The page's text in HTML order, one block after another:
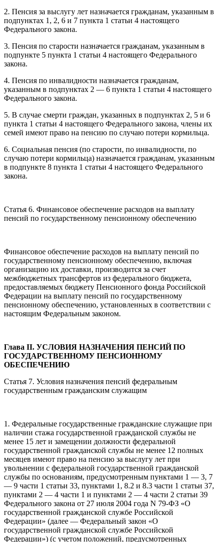
2. Пенсия за выслугу лет назначается гражданам, указанным в
подпунктах 1, 2, 6 и 7 пункта 1 статьи 4 настоящего
Федерального закона.
3. Пенсия по старости назначается гражданам, указанным в
подпункте 5 пункта 1 статьи 4 настоящего Федерального
закона.
4. Пенсия по инвалидности назначается гражданам,
указанным в подпунктах 2 — 6 пункта 1 статьи 4 настоящего
Федерального закона.
5. В случае смерти граждан, указанных в подпунктах 2, 5 и 6
пункта 1 статьи 4 настоящего Федерального закона, члены их
семей имеют право на пенсию по случаю потери кормильца.
6. Социальная пенсия (по старости, по инвалидности, по
случаю потери кормильца) назначается гражданам, указанным
в подпункте 8 пункта 1 статьи 4 настоящего Федерального
закона.
Статья 6. Финансовое обеспечение расходов на выплату
пенсий по государственному пенсионному обеспечению
Финансовое обеспечение расходов на выплату пенсий по
государственному пенсионному обеспечению, включая
организацию их доставки, производится за счет
межбюджетных трансфертов из федерального бюджета,
предоставляемых бюджету Пенсионного фонда Российской
Федерации на выплату пенсий по государственному
пенсионному обеспечению, установленных в соответствии с
настоящим Федеральным законом.
Глава II. УСЛОВИЯ НАЗНАЧЕНИЯ ПЕНСИЙПО
ГОСУДАРСТВЕННОМУ ПЕНСИОННОМУ
ОБЕСПЕЧЕНИЮ
Статья 7. Условия назначения пенсий федеральным
государственным гражданским служащим
1. Федеральные государственные гражданские служащие при
наличии стажа государственной гражданской службы не
менее 15 лет и замещении должности федеральной
государственной гражданской службы не менее 12 полных
месяцев имеют право на пенсию за выслугу лет при
увольнении с федеральной государственной гражданской
службы по основаниям, предусмотренным пунктами 1 — 3, 7
— 9 части 1 статьи 33, пунктами 1, 8.2 и 8.3 части 1 статьи 37,
пунктами 2 — 4 части 1 и пунктами 2 — 4 части 2 статьи 39
Федерального закона от 27 июля 2004 года N 79-ФЗ «О
государственной гражданской службе Российской
Федерации» (далее — Федеральный закон «О
государственной гражданской службе Российской
Федерации») (с учетом положений, предусмотренных